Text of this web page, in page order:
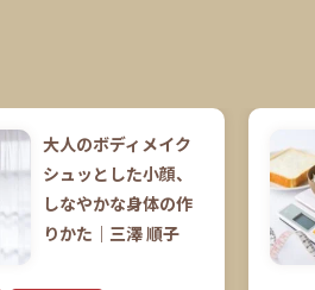
大人のボディメイク
シュッとした小顔、
しなやかな身体の作
りかた｜三澤 順子